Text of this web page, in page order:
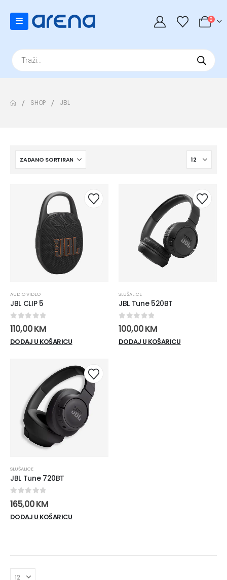
0
Products
search
SHOP JBL
AUDIO VIDEO
JBL CLIP 5
0out of 5
110,00KM
DODAJ U KOŠARICU
SLUŠALICE
JBL Tune 520BT
0out of 5
100,00KM
DODAJ U KOŠARICU
SLUŠALICE
JBL Tune 720BT
0out of 5
165,00KM
DODAJ U KOŠARICU